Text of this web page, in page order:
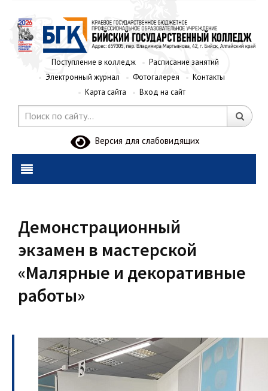
Поступление в колледж
Расписание занятий
Электронный журнал
Фотогалерея
Контакты
Карта сайта
Вход на сайт
Версия для слабовидящих
Демонстрационный
экзамен в мастерской
«Малярные и декоративные
работы»